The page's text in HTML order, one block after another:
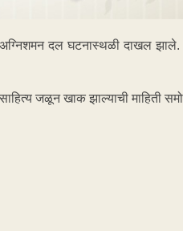
दल घटनास्थळी दाखल झाले.
जळून खाक झाल्याची माहिती